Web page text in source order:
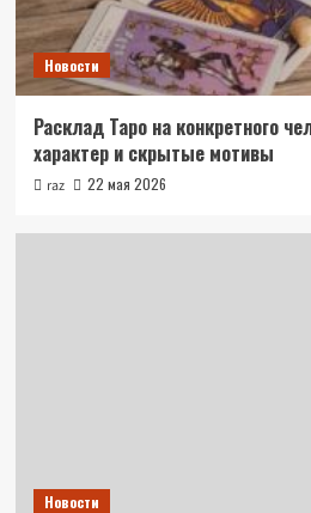
Новости
Расклад Таро на конкретного
характер и скрытые мотивы
raz 22 мая 2026
Новости